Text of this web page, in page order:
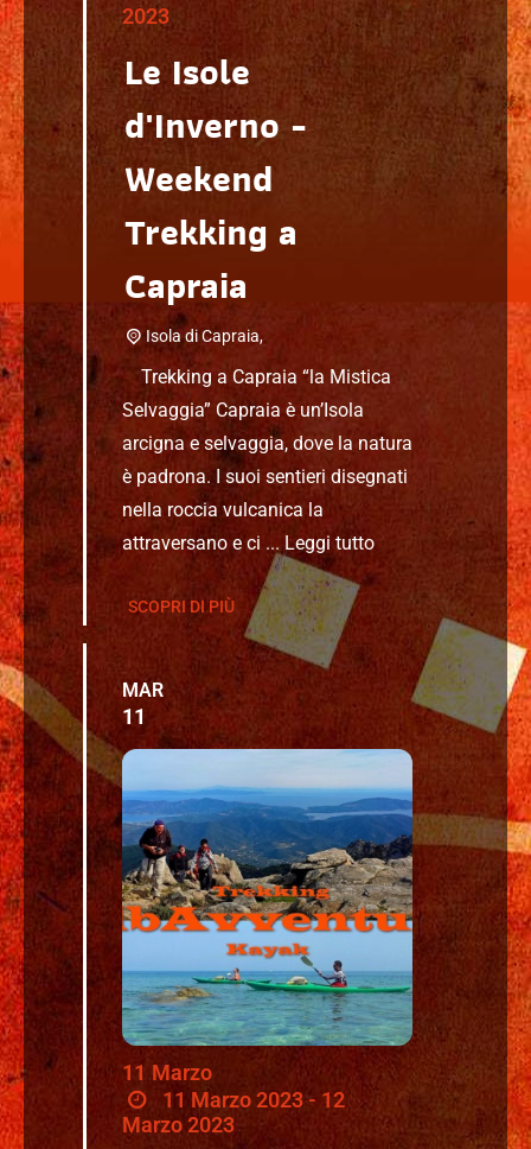
2023
Le Isole
d'Inverno -
Weekend
Trekking a
Capraia
Isola di Capraia,
Trekking a Capraia “la Mistica
Selvaggia” Capraia è un’Isola
arcigna e selvaggia, dove la natura
è padrona. I suoi sentieri disegnati
nella roccia vulcanica la
attraversano e ci ... Leggi tutto
SCOPRI DI PIÙ
MAR
11
11 Marzo
11 Marzo 2023 - 12
Marzo 2023